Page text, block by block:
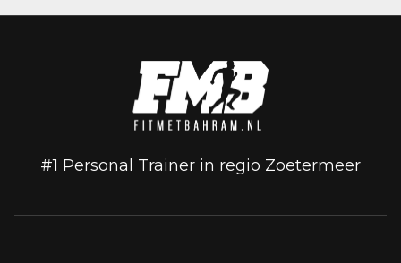
#1 Personal Trainer in regio Zoetermeer